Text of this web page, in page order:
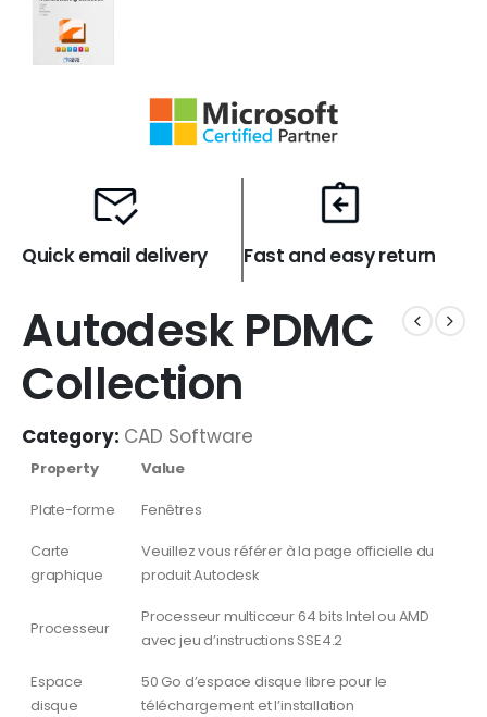
Quick email delivery Fast and easy return
Autodesk PDMC
Collection
Category: CAD Software
Property
Value
Plate-forme
Fenêtres
Carte
graphique
Veuillez vous référer à la page officielle du
produit Autodesk
Processeur
Processeur multicœur 64 bits Intel ou AMD
avec jeu d’instructions SSE4.2
Espace
disque
50 Go d’espace disque libre pour le
téléchargement et l’installation